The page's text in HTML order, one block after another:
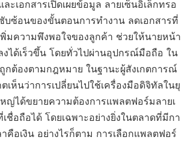
ะเอกสารเปิดเผยข้อมูล ลายเซ็นอิเล็กทรอ
ซ้อนของขั้นตอนการทำงาน ลดเอกสารที่
พิ่มความพึงพอใจของลูกค้า ช่วยให้นายหน้า
ได้เร็วขึ้น โดยทั่วไปผ่านอุปกรณ์มือถือ ใน
ต้องตามกฎหมาย ในฐานะผู้สังเกตการณ์
เห็นว่าการเปลี่ยนไปใช้เครื่องมือดิจิทัลในยุ
ญ่ได้ขยายความต้องการแพลตฟอร์มลายเ
ชื่อถือได้ โดยเฉพาะอย่างยิ่งในตลาดที่มีกา
คือเงิน อย่างไรก็ตาม การเลือกแพลตฟอร์